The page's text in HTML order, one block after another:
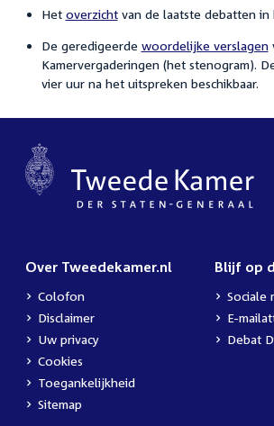
Het overzichtvan de laatste debatten in
De geredigeerde woordelijke verslagen
Kamervergaderingen (het stenogram).
vier uur na het uitspreken beschikbaar.
Over Tweedekamer.nl
Colofon
Disclaimer
Uw privacy
Cookies
Toegankelijkheid
Sitemap
Blijf op
Sociale
E-
Debat